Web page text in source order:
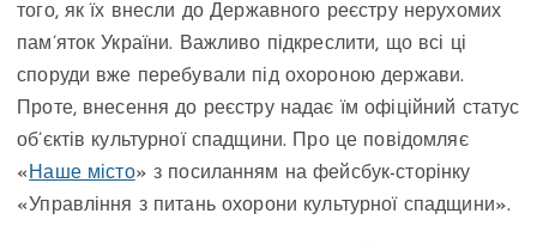
того, як їх внесли до Державного реєстру нерухомих
пам’яток України. Важливо підкреслити, що всі ці
споруди вже перебували під охороною держави.
Проте, внесення до реєстру надає їм офіційний статус
об’єктів культурної спадщини. Про це повідомляє
« Наше місто» з посиланням на фейсбук-сторінку
«Управління з питань охорони культурної спадщини».